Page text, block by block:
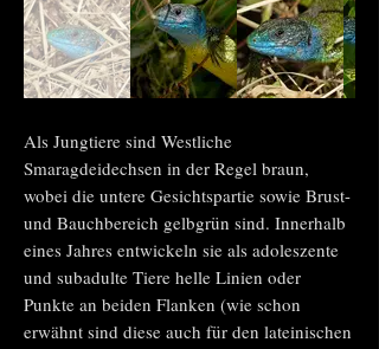
Als Jungtiere sind Westliche
Smaragdeidechsen in der Regel braun,
wobei die untere Gesichtspartie sowie Brust-
und Bauchbereich gelbgrün sind. Innerhalb
eines Jahres entwickeln sie als adoleszente
und subadulte Tiere helle Linien oder
Punkte an beiden Flanken (wie schon
erwähnt sind diese auch für den lateinischen